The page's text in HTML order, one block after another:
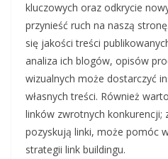
kluczowych oraz odkrycie
przynieść ruch na naszą
się jakości treści
analiza ich blogów, opisów
wizualnych może dostarczyć
własnych treści. Również
linków zwrotnych konkurencji;
pozyskują linki, może pomóc
strategii link buildingu.